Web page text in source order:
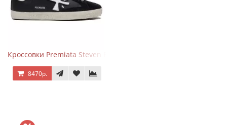
Кроссовки Premiata Steven Black White
8470р.